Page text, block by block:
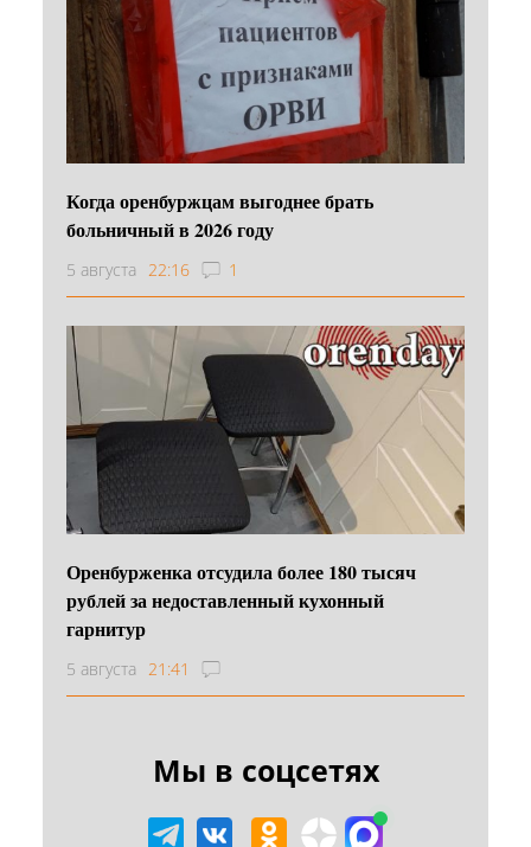
Когда оренбуржцам выгоднее брать
больничный в 2026 году
5 августа 22:16 1
Оренбурженка отсудила более 180 тысяч
рублей за недоставленный кухонный
гарнитур
5 августа 21:41
Мы в соцсетях